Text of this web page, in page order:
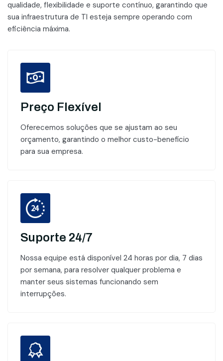
qualidade, flexibilidade e suporte contínuo, garantindo que
sua infraestrutura de TI esteja sempre operando com
eficiência máxima.
Preço Flexível
Oferecemos soluções que se ajustam ao seu
orçamento, garantindo o melhor custo-benefício
para sua empresa.
Suporte 24/7
Nossa equipe está disponível 24 horas por dia, 7 dias
por semana, para resolver qualquer problema e
manter seus sistemas funcionando sem
interrupções.